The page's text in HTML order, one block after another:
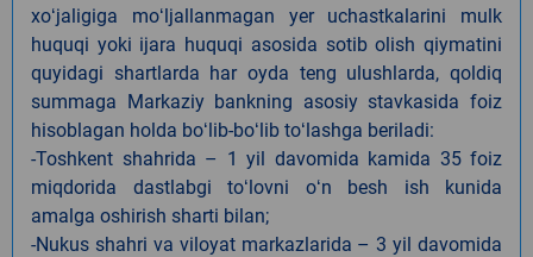
xoʻjaligiga moʻljallanmagan yer uchastkalarini mulk
huquqi yoki ijara huquqi asosida sotib olish qiymatini
quyidagi shartlarda har oyda teng ulushlarda, qoldiq
summaga Markaziy bankning asosiy stavkasida foiz
hisoblagan holda boʻlib-boʻlib toʻlashga beriladi:
-Toshkent shahrida – 1 yil davomida kamida 35 foiz
miqdorida dastlabgi toʻlovni oʻn besh ish kunida
amalga oshirish sharti bilan;
-Nukus shahri va viloyat markazlarida – 3 yil davomida